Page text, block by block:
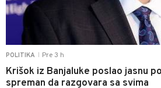
POLITIKA Pre 3 h
Krišok iz Banjaluke poslao jasnu
spreman da razgovara sa svima